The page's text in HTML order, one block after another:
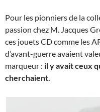
Pour les pionniers de la
passion chez M. Jacques
ces jouets CD comme les
d’avant-guerre avaient
marqueur : il y avait ceux
cherchaient.